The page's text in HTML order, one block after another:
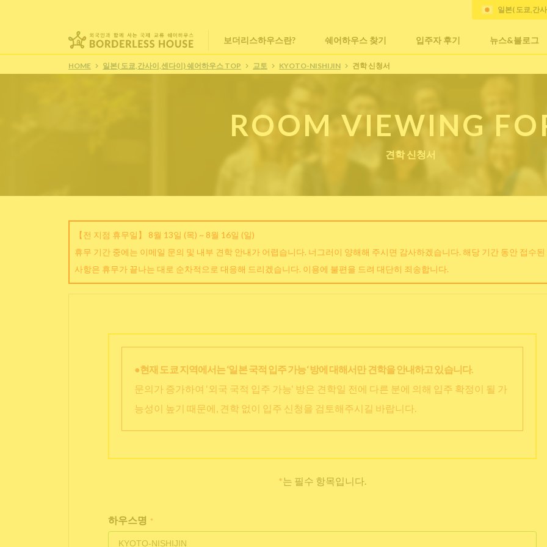
보더리스하우스란? 쉐어하우스 찾기 입주자 후기 뉴스&블로그
일본( 도쿄,간
HOME 일본( 도쿄,간사이,센다이) 쉐어하우스 TOP 교토 KYOTO-NISHIJIN 견학 신청서
ROOM VIEWING
견학 신청서
【전 지점 휴무일】 8월 13일 (목) ~ 8월 16일 (일)
휴무 기간 중에는 이메일 문의 및 내부 견학 안내가 어렵습니다. 너그러이 양해해 주시면 감사하겠습니다. 해당 기간 동안 접수
사항은 휴무가 끝나는 대로 순차적으로 대응해 드리겠습니다. 이용에 불편을 드려 대단히 죄송합니다.
●현재 도쿄 지역에서는 ‘일본 국적 입주 가능‘ 방에 대해서만 견학을 안내하고 있습니다.
문의가 증가하여 ‘외국 국적 입주 가능‘ 방은 견학일 전에 다른 분에 의해 입주 확정이 될 가
능성이 높기 때문에, 견학 없이 입주 신청을 검토해주시길 바랍니다.
*는 필수 항목입니다.
하우스명 *